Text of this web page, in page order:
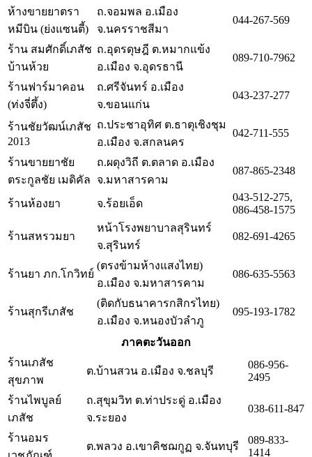
ห้างขายยาตรา
หมีบิน (ย่งแซนตี้)
ถ.จอมพล อ.เมือง
จ.นครราชสีมา
044-267-569
ร้าน สมศักดิ์เภสัช
บ้านห้วย
ถ.อุดรดุษฎี ต.หมากแข้ง
อ.เมือง จ.อุดรธานี
089-710-7962
ร้านฟาร์มาคอน
(ท่งจี่ตึ้ง)
ถ.ศรีจันทร์ อ.เมือง
จ.ขอนแก่น
043-237-277
ร้านชัยวัฒน์เภสัช
2013
ถ.ประชาอุทิศ ต.ธาตุเชิงชุม
อ.เมือง จ.สกลนคร
042-711-555
ร้านขายยาชัย
ตระกูลชัย เมดิคัล
ถ.ผดุงวิถี ต.ตลาด อ.เมือง
จ.มหาสารคาม
087-865-2348
ร้านห้องยา จ.ร้อยเอ็ด
043-512-275,
086-458-1575
ร้านสหรวมยา
หน้าโรงพยาบาลสุรินทร์
จ.สุรินทร์
082-691-4265
ร้านยา ภก.โกวิทย์
(ตรงข้ามห้างแสงไทย)
อ.เมือง จ.มหาสารคาม
086-635-5563
ร้านสุกรีเภสัช
(ติดกับธนาคารกสิกรไทย)
อ.เมือง จ.หนองบัวลำภู
095-193-1782
ภาคตะวันออก
ร้านเภสัช
สุขภาพ
ต.บ้านสวน อ.เมือง จ.ชลบุรี
086-956-
2495
ร้านไพบูลย์
เภสัช
ถ.สุขุมวิท ต.ท่าประดู่ อ.เมือง
จ.ระยอง
038-611-847
ร้านอมร
ต.พลวง อ.เขาคิชฌกูฏ จ.จันทบุรี
089-833-
1414